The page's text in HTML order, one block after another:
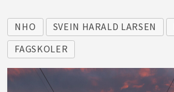
NHO SVEIN HARALD LARSEN
FAGSKOLER